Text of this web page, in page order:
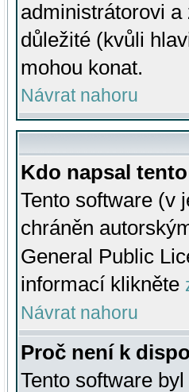
administrátorovi
důležité (kvůli
mohou konat.
Návrat nahoru
Kdo napsal
Tento software (v
chráněn
General Public
informací klikněte
Návrat nahoru
Proč není k
Tento software